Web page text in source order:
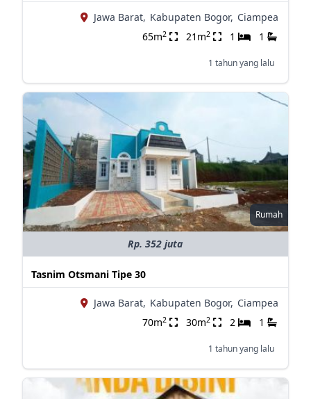
Jawa Barat, Kabupaten Bogor, Ciampea
65m2 21m2 1 1
1 tahun yang lalu
Rumah
Rp. 352 juta
Tasnim Otsmani Tipe 30
Jawa Barat, Kabupaten Bogor, Ciampea
70m2 30m2 2 1
1 tahun yang lalu